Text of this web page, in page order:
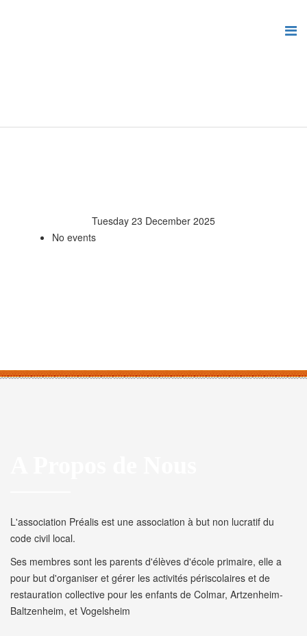
Tuesday 23 December 2025
No events
L'association Préalis est une association à but non lucratif du
code civil local.
Ses membres sont les parents d'élèves d'école primaire, elle a
pour but d'organiser et gérer les activités périscolaires et de
restauration collective pour les enfants de Colmar, Artzenheim-
Baltzenheim, et Vogelsheim